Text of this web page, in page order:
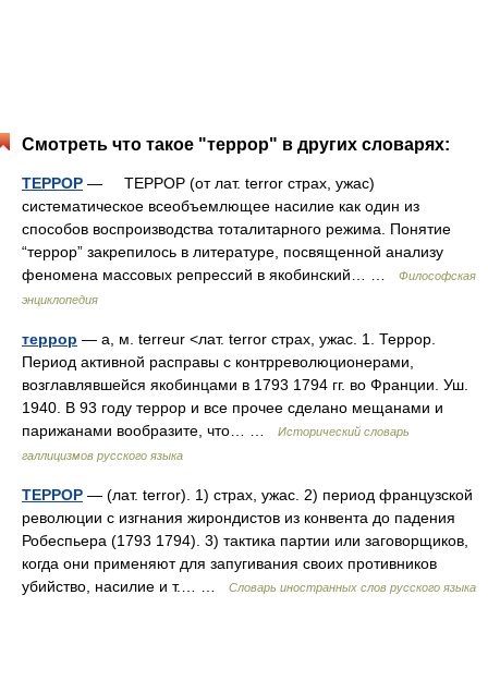
Смотреть что такое "террор" в других словарях:
ТЕРРОР — ТЕРРОР (от лат. terror страх, ужас)
систематическое всеобъемлющее насилие как один из
способов воспроизводства тоталитарного режима. Понятие
“террор” закрепилось в литературе, посвященной анализу
феномена массовых репрессий в якобинский… …
Философская
энциклопедия
террор — а, м. terreur <лат. terror страх, ужас. 1. Террор.
Период активной расправы с контрреволюционерами,
возглавлявшейся якобинцами в 1793 1794 гг. во Франции. Уш.
1940. В 93 году террор и все прочее сделано мещанами и
парижанами вообразите, что… …
Исторический словарь
галлицизмов русского языка
ТЕРРОР — (лат. terror). 1) страх, ужас. 2) период французской
революции с изгнания жирондистов из конвента до падения
Робеспьера (1793 1794). 3) тактика партии или заговорщиков,
когда они применяют для запугивания своих противников
убийство, насилие и т.… …
Словарь иностранных слов русского языка